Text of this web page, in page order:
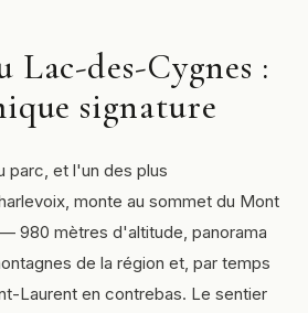
Lac-des-Cygnes :
signature
parc, et l'un des plus
monte au sommet du Mont
980 mètres d'altitude, panorama
de la région et, par temps
Laurent en contrebas. Le sentier